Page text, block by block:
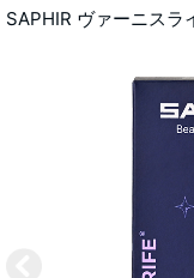
SAPHIR ヴァーニスラ